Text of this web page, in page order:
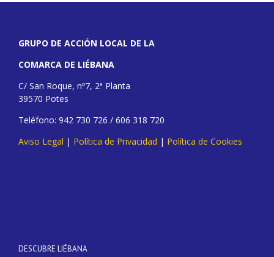
GRUPO DE ACCIÓN LOCAL DE LA
COMARCA DE LIÉBANA
C/ San Roque, nº7, 2ª Planta
39570 Potes
Teléfono: 942 730 726 / 606 318 720
Aviso Legal | Política de Privacidad | Política de Cookies
DESCUBRE LIÉBANA